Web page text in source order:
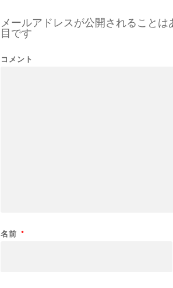
メールアドレスが公開されることは
目です
コメント
名前 *